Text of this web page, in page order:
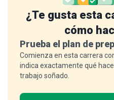
¿Te gusta esta
cómo
Prueba el plan de
Comienza en esta carrera
indica exactamente qué
trabajo soñado.